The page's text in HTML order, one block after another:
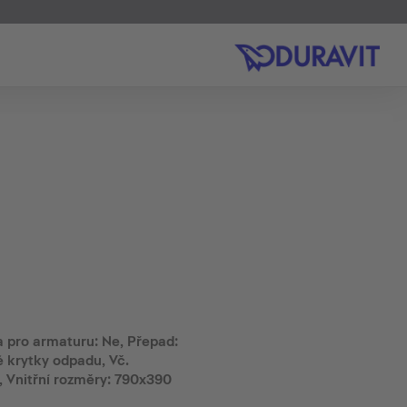
pro armaturu: Ne, Přepad:
krytky odpadu, Vč.
Vnitřní rozměry: 790x390